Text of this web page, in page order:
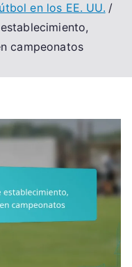
en los EE. UU.
campeonatos